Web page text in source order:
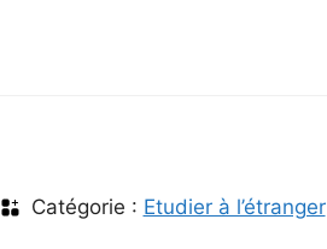
Catégorie : Etudier à l’étranger